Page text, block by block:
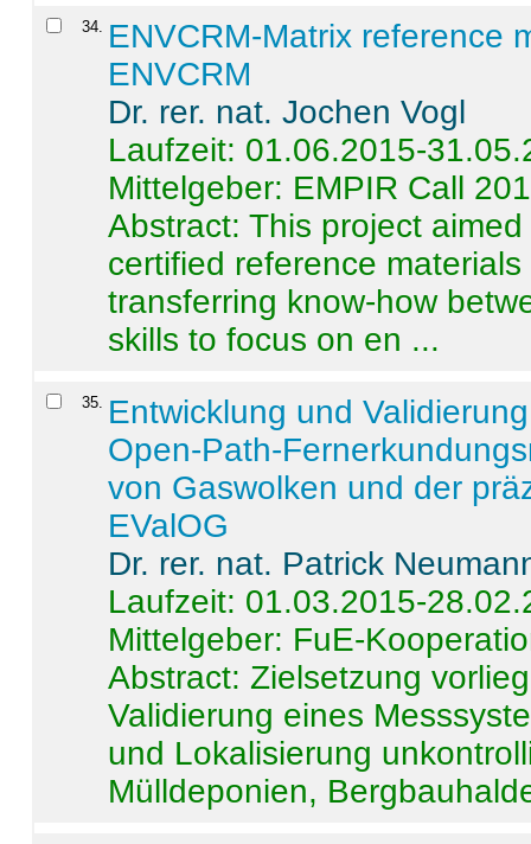
34. ENVCRM-Matrix reference
ENVCRM
Dr. rer. nat. Jochen Vogl
Laufzeit: 01.06.2015-
Mittelgeber: EMPIR Call
Abstract:This project
certified reference
transferring know-how
skills to focus on en ...
35. Entwicklung und
Open-Path-
von Gaswolken und der
EValOG
Dr. rer. nat. Patrick
Laufzeit: 01.03.2015-
Mittelgeber: FuE-
Abstract:Zielsetzung
Validierung eines
und Lokalisierung
Mülldeponien,